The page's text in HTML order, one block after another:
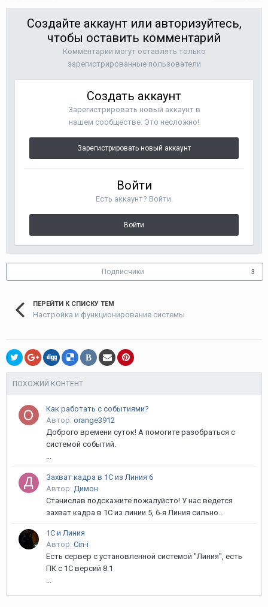
Создайте аккаунт или авторизуйтесь,
чтобы оставить комментарий
Комментарии могут оставлять только
зарегистрированные пользователи
Создать аккаунт
Зарегистрировать новый аккаунт в
нашем сообществе. Это несложно!
Зарегистрировать новый аккаунт
Войти
Есть аккаунт? Войти.
Войти
Подписчики 3
ПЕРЕЙТИ К СПИСКУ ТЕМ
Настройка и функционирование системы
В
ПОХОЖИЙ КОНТЕНТ
Как работать с событиями?
Автор: orange3912
Доброго времени суток! А помогите разобраться с
системой событий.
...
Захват кадра в 1С из Линия 6
Автор: Димон
Станислав подскажите пожалуйсто! У нас ведется
захват кадра в 1С из линии 5, 6-я Линия сильно...
1С и Линия
Автор: Cin-i
Есть сервер с установленной системой "Линия", есть
ПК с 1С версий 8.1
...